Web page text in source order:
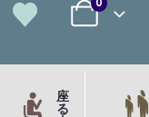
座
る